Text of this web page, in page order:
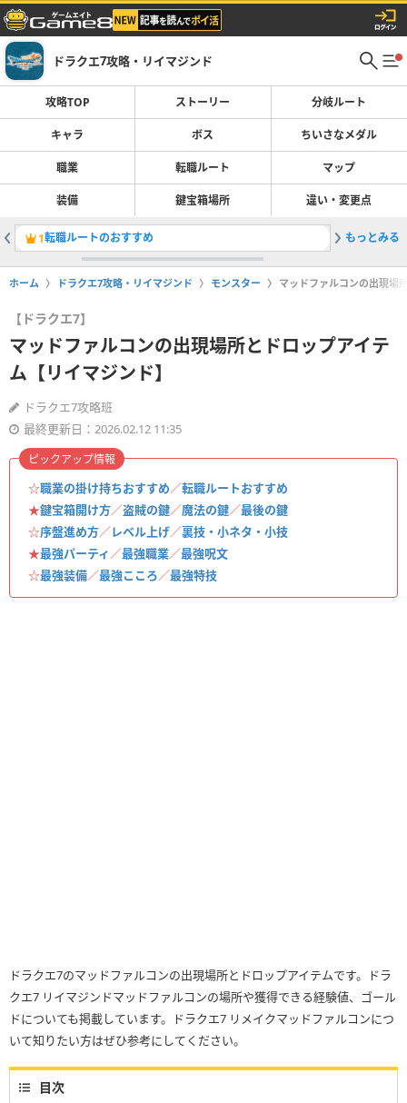
ドラクエ7攻略・リイマジンド
攻略TOP ストーリー 分岐ルート
キャラ ボス ちいさなメダル
職業 転職ルート マップ
装備 鍵宝箱場所 違い・変更点
1転職ルートのおすすめ 2ストー
もっとみる
ホーム ドラクエ7攻略・リイマジンド モンスター マッドファルコンの出現場
【ドラクエ7】
マッドファルコンの出現場所とドロップアイテ
ム【リイマジンド】
ドラクエ7攻略班
最終更新日：2026.02.12 11:35
☆職業の掛け持ちおすすめ／転職ルートおすすめ
★鍵宝箱開け方／盗賊の鍵／魔法の鍵／最後の鍵
☆序盤進め方／レベル上げ／裏技・小ネタ・小技
★最強パーティ／最強職業／最強呪文
☆最強装備／最強こころ／最強特技
ピックアップ情報
ドラクエ7のマッドファルコンの出現場所とドロップアイテムです。ドラ
クエ7 リイマジンドマッドファルコンの場所や獲得できる経験値、ゴール
ドについても掲載しています。ドラクエ7 リメイクマッドファルコンにつ
いて知りたい方はぜひ参考にしてください。
目次